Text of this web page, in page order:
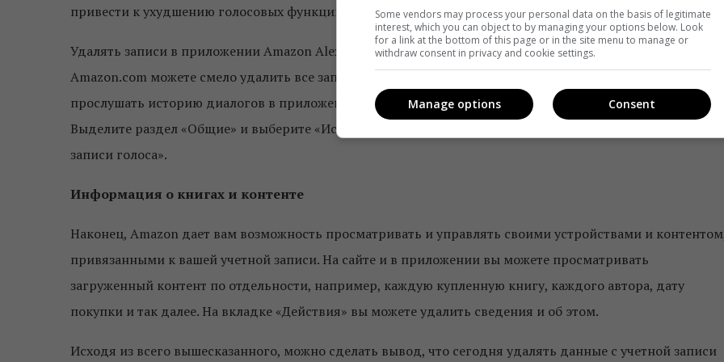
привести к ухудшению голосовых функций помощника, говорят представители компании.
Удалять записи в приложении Amazon Alexa в принципе можно, но только по одной. А вот на веб-сайте
Amazon.com можете смело удалить все записи одним махом, но без их прослушивания. Чтобы
прослушать историю диалогов в приложении Alexa, перейдите в меню и выберите «Настройки».
Выделите раздел «Общие» и выберите «История». Чтобы удалить отдельные записи, выберите «Удалить
записи голоса».
Информация о книгах и контенте
Наконец, Amazon дает вам возможность просматривать и управлять своими устройствами и
привязанными к вашей учетной записи. На сайте и в приложении вы можете просматривать
загруженный контент по отдельности, например, каждую купленную книгу, каждого автора, дату
покупки и так далее. На вкладке «Действия» вы можете удалить сведения и об этом.
Исходя из всего вышесказанного, можно сделать вывод, что сегодня удалять данные с учетной записи
Some vendors may process your personal data on the basis of legitimate
interest, which you can object to by managing your options below. Look
for a link at the bottom of this page or in the site menu to manage or
withdraw consent in privacy and cookie settings.
Consent
Manage options